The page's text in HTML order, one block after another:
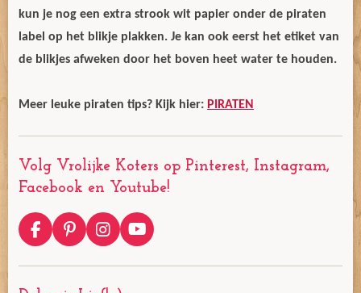
kun je nog een extra strook wit papier onder de piraten
label op het blikje plakken. Je kan ook eerst het etiket van
de blikjes afweken door het boven heet water te houden.
Meer leuke piraten tips? Kijk hier: PIRATEN
Volg Vrolijke Koters op Pinterest, Instagram,
Facebook en Youtube!
F
c
P
n
I
s
Y
u